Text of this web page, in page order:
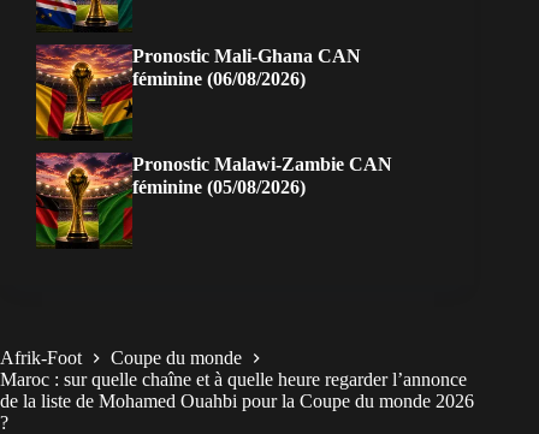
Pronostic Mali-Ghana CAN
féminine (06/08/2026)
Pronostic Malawi-Zambie CAN
féminine (05/08/2026)
Afrik-Foot
Coupe du monde
Maroc : sur quelle chaîne et à quelle heure regarder l’annonce
de la liste de Mohamed Ouahbi pour la Coupe du monde 2026
?